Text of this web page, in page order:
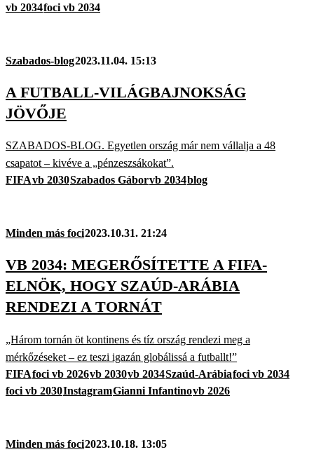
vb 2034foci vb 2034
Szabados-blog2023.11.04. 15:13
A FUTBALL-VILÁGBAJNOKSÁG
JÖVŐJE
SZABADOS-BLOG. Egyetlen ország már nem vállalja a 48
csapatot – kivéve a „pénzeszsákokat”.
FIFAvb 2030Szabados Gáborvb 2034blog
Minden más foci2023.10.31. 21:24
VB 2034: MEGERŐSÍTETTE A FIFA-
ELNÖK, HOGY SZAÚD-ARÁBIA
RENDEZI A TORNÁT
„Három tornán öt kontinens és tíz ország rendezi meg a
mérkőzéseket – ez teszi igazán globálissá a futballt!”
FIFAfoci vb 2026vb 2030vb 2034Szaúd-Arábiafoci vb 2034
foci vb 2030InstagramGianni Infantinovb 2026
Minden más foci2023.10.18. 13:05